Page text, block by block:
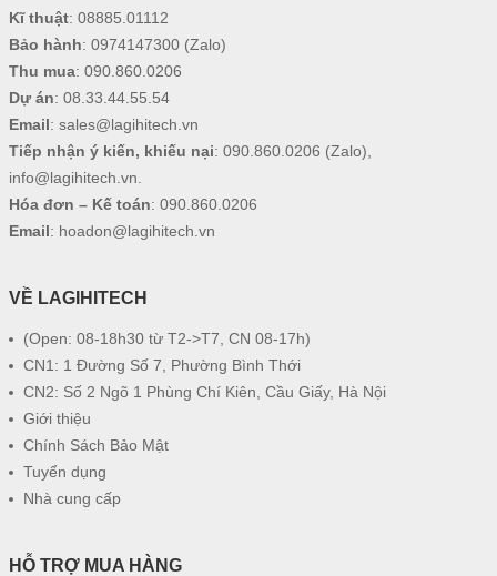
Kĩ thuật: 08885.01112
Bảo hành: 0974147300(Zalo)
Thu mua: 090.860.0206
Dự án: 08.33.44.55.54
Email: sales@lagihitech.vn
Tiếp nhận ý kiến, khiếu nại: 090.860.0206 (Zalo),
info@lagihitech.vn
Hóa đơn – Kế toán: 090.860.0206
Email: hoadon@lagihitech.vn
VỀ LAGIHITECH
(Open: 08-18h30 từ T2->T7, CN 08-17h)
CN1: 1 Đường Số 7, Phường Bình Thới
CN2: Số 2 Ngõ 1 Phùng Chí Kiên, Cầu Giấy, Hà Nội
Giới thiệu
Chính Sách Bảo Mật
Tuyển dụng
Nhà cung cấp
HỖ TRỢ MUA HÀNG